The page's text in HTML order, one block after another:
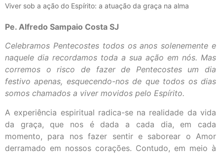
Viver sob a ação do Espírito: a atuação da graça na alma
Pe. Alfredo Sampaio Costa SJ
Celebramos Pentecostes todos os anos solenemente e
naquele dia recordamos toda a sua ação em nós. Mas
corremos o risco de fazer de Pentecostes um dia
festivo apenas, esquecendo-nos de que todos os dias
somos chamados a viver movidos pelo Espírito.
A experiência espiritual radica-se na realidade da vida
da graça, que nos é dada a cada dia, em cada
momento, para nos fazer sentir e saborear o Amor
derramado em nossos corações. Contudo, em meio à